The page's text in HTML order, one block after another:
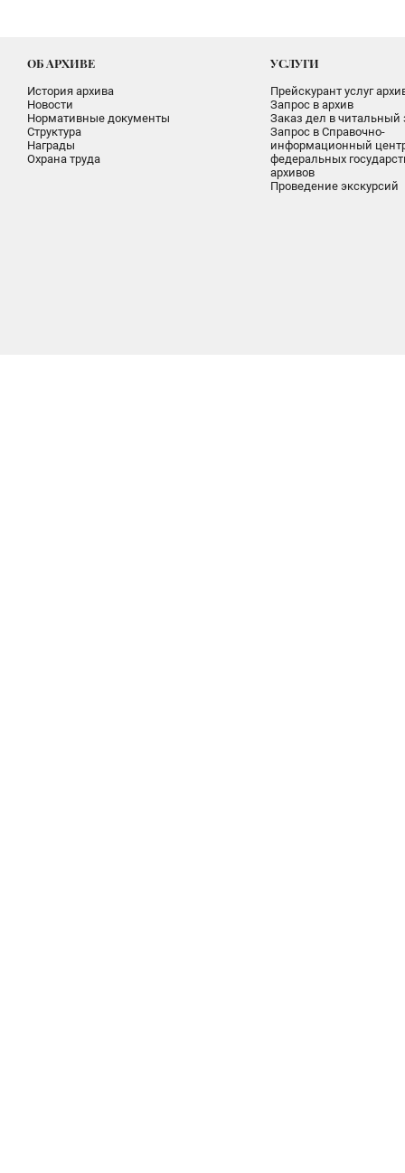
ОБ АРХИВЕ
История архива
Новости
Нормативные документы
Структура
Награды
Охрана труда
УСЛУГИ
Прейскурант услуг
Запрос в архив
Заказ дел в читальный
Запрос в Справочно-
информационный
федеральных
архивов
Проведение экскурсий